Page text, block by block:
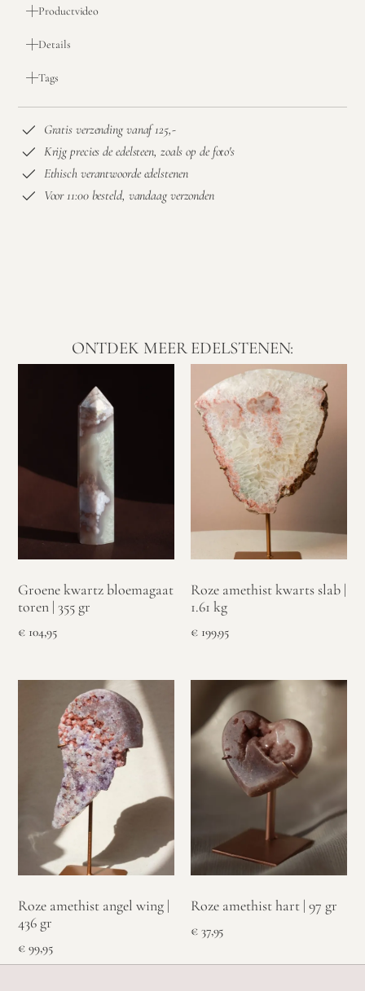
Productvideo
Details
Tags
Gratis verzending vanaf 125,-
Krijg precies de edelsteen, zoals op de foto's
Ethisch verantwoorde edelstenen
Voor 11:00 besteld, vandaag verzonden
ONTDEK MEER EDELSTENEN:
Groene kwartz bloemagaat
toren | 355 gr
€ 104,95
Roze amethist kwarts slab |
1.61 kg
€199,95
Roze amethist angel wing |
436 gr
€ 99,95
Roze amethist hart | 97 gr
€37,95